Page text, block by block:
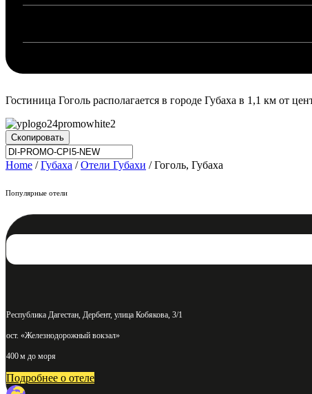
Гостиница Гоголь располагается в городе Губаха в 1,1 км от
Скопировать
Home /Губаха /Отели Губахи / Гоголь, Губаха
Популярные отели
Республика Дагестан, Дербент, улица Кобякова, 3/1
ост. «Железнодорожный вокзал»
400 м до моря
Подробнее о отеле